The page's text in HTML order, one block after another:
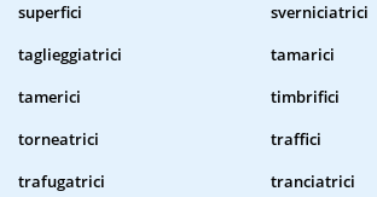
superfici
sverniciatrici
taglieggiatrici
tamarici
tamerici
timbrifici
torneatrici
traffici
trafugatrici
tranciatrici